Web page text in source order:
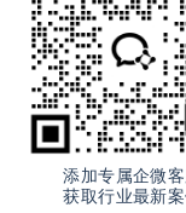
添加专属企微
获取行业最新案